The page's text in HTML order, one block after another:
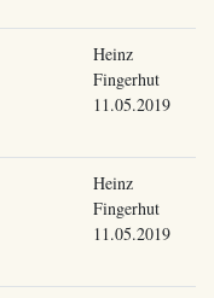
Heinz
Fingerhut
11.05.2019
Heinz
Fingerhut
11.05.2019